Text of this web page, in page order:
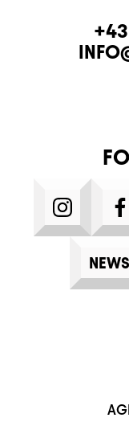
KONTAKT
E-